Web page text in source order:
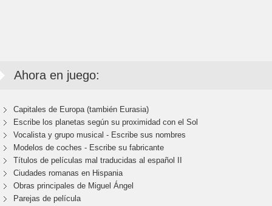
Ahora en juego:
Capitales de Europa (también Eurasia)
Escribe los planetas según su proximidad con el Sol
Vocalista y grupo musical - Escribe sus nombres
Modelos de coches - Escribe su fabricante
Títulos de películas mal traducidas al español II
Ciudades romanas en Hispania
Obras principales de Miguel Ángel
Parejas de película